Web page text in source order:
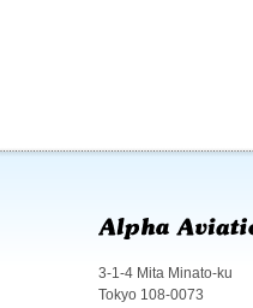
3-1-4 Mita Minato-ku
Tokyo 108-0073